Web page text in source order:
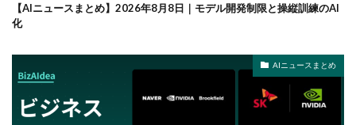
【AIニュースまとめ】2026年8月8日｜モデル開発制限と操縦訓練のAI
化
AIニュースまとめ